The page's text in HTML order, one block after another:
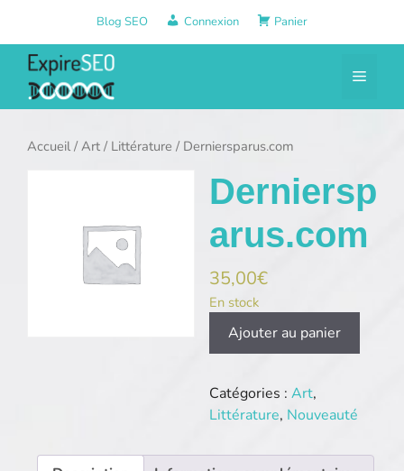
contenu
Blog SEO Connexion Panier
Menu
Accueil/Art / Littérature / Derniersparus.com
Derniersp
arus.com
35,00€
En stock
quantité
Ajouter au panier
Catégories : Art,
Littérature, Nouveauté